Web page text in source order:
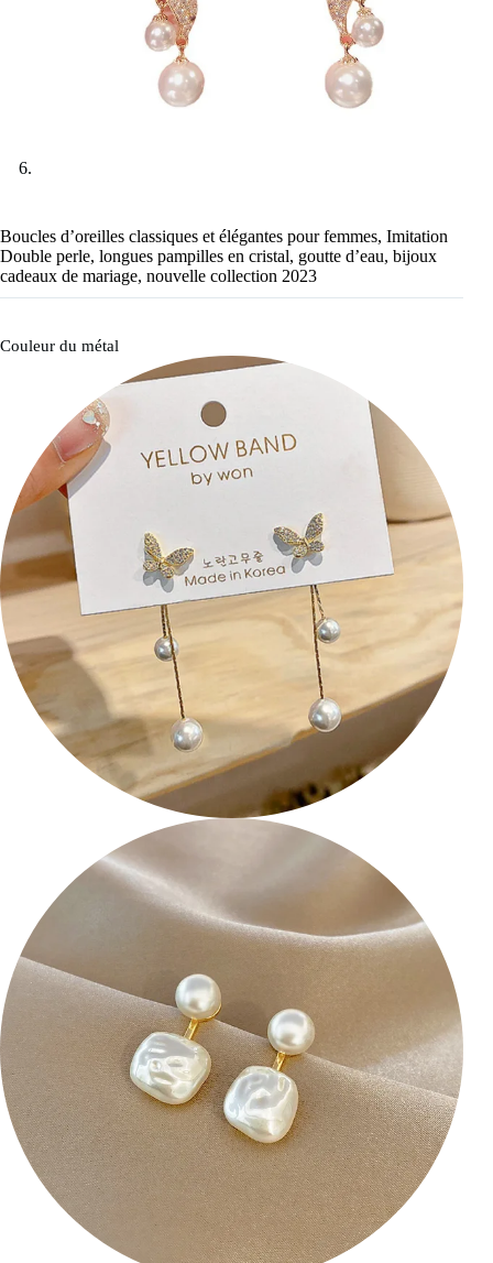
Boucles d’oreilles classiques et élégantes pour femmes, Imitation
Double perle, longues pampilles en cristal, goutte d’eau, bijoux
cadeaux de mariage, nouvelle collection 2023
Couleur du métal